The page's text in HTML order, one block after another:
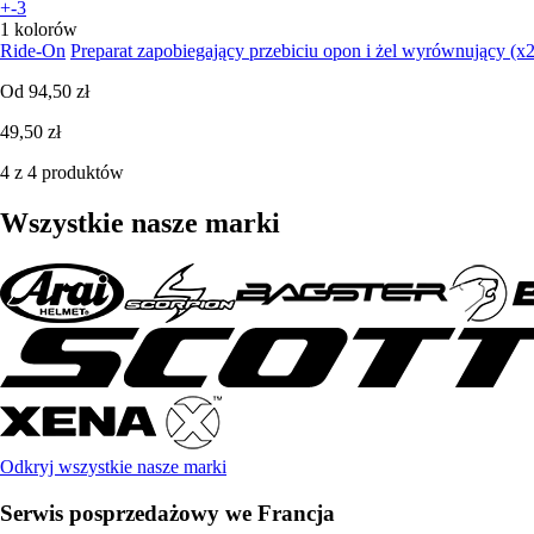
+-3
1 kolorów
Ride-On Preparat zapobiegający przebiciu opon i żel wyrównujący
Od 94,50 zł
49,50 zł
4 z 4 produktów
Wszystkie nasze marki
Odkryj wszystkie nasze marki
Serwis posprzedażowy we Francja